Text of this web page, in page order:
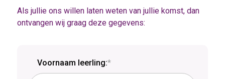
Als jullie ons willen laten weten van jullie komst, dan
ontvangen wij graag deze gegevens:
Voornaam leerling:*